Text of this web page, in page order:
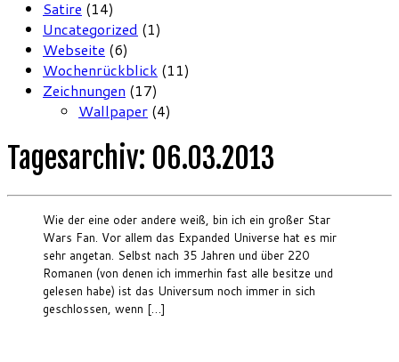
Satire (14)
Uncategorized (1)
Webseite (6)
Wochenrückblick (11)
Zeichnungen (17)
Wallpaper (4)
Tagesarchiv: 06.03.2013
Wie der eine oder andere weiß, bin ich ein großer Star
Wars Fan. Vor allem das Expanded Universe hat es mir
sehr angetan. Selbst nach 35 Jahren und über 220
Romanen (von denen ich immerhin fast alle besitze und
gelesen habe) ist das Universum noch immer in sich
geschlossen, wenn […]